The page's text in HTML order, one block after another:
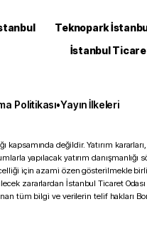
Teknopark
İstanbul
Politikası•Yayın İlkeleri
kapsamında değildir. Yatırım
yapılacak yatırım danışmanlığı
için azami özen gösterilmekle
zararlardan İstanbul Ticaret
tüm bilgi ve verilerin telif hakları